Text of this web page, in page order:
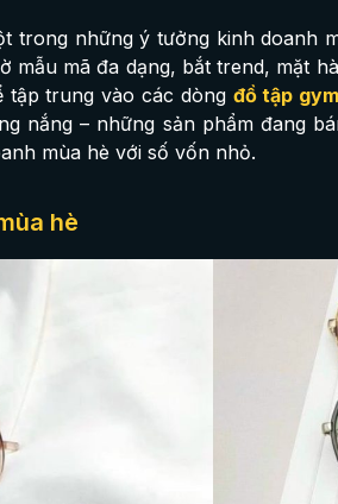
trong những ý tưởng kinh doanh
mẫu mã đa dạng, bắt trend, mặt
tập trung vào các dòng đồ tập
nắng – những sản phẩm đang
mùa hè với số vốn nhỏ.
hè